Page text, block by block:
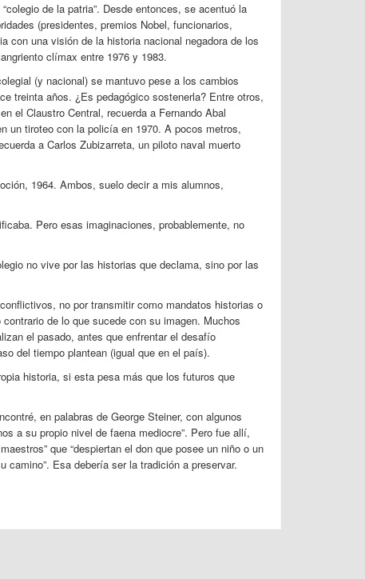
de la patria”. Desde entonces, se acentuó la
(presidentes, premios Nobel, funcionarios,
con una visión de la historia nacional negadora de los
clímax entre 1976 y 1983.
(y nacional) se mantuvo pese a los cambios
treinta años. ¿Es pedagógico sostenerla? Entre otros,
el Claustro Central, recuerda a Fernando Abal
un tiroteo con la policía en 1970. A pocos metros,
a Carlos Zubizarreta, un piloto naval muerto
1964. Ambos, suelo decir a mis alumnos,
Pero esas imaginaciones, probablemente, no
no vive por las historias que declama, sino por las
no por transmitir como mandatos historias o
de lo que sucede con su imagen. Muchos
el pasado, antes que enfrentar el desafío
del tiempo plantean (igual que en el país).
historia, si esta pesa más que los futuros que
en palabras de George Steiner, con algunos
a su propio nivel de faena mediocre”. Pero fue allí,
que “despiertan el don que posee un niño o un
camino”. Esa debería ser la tradición a preservar.